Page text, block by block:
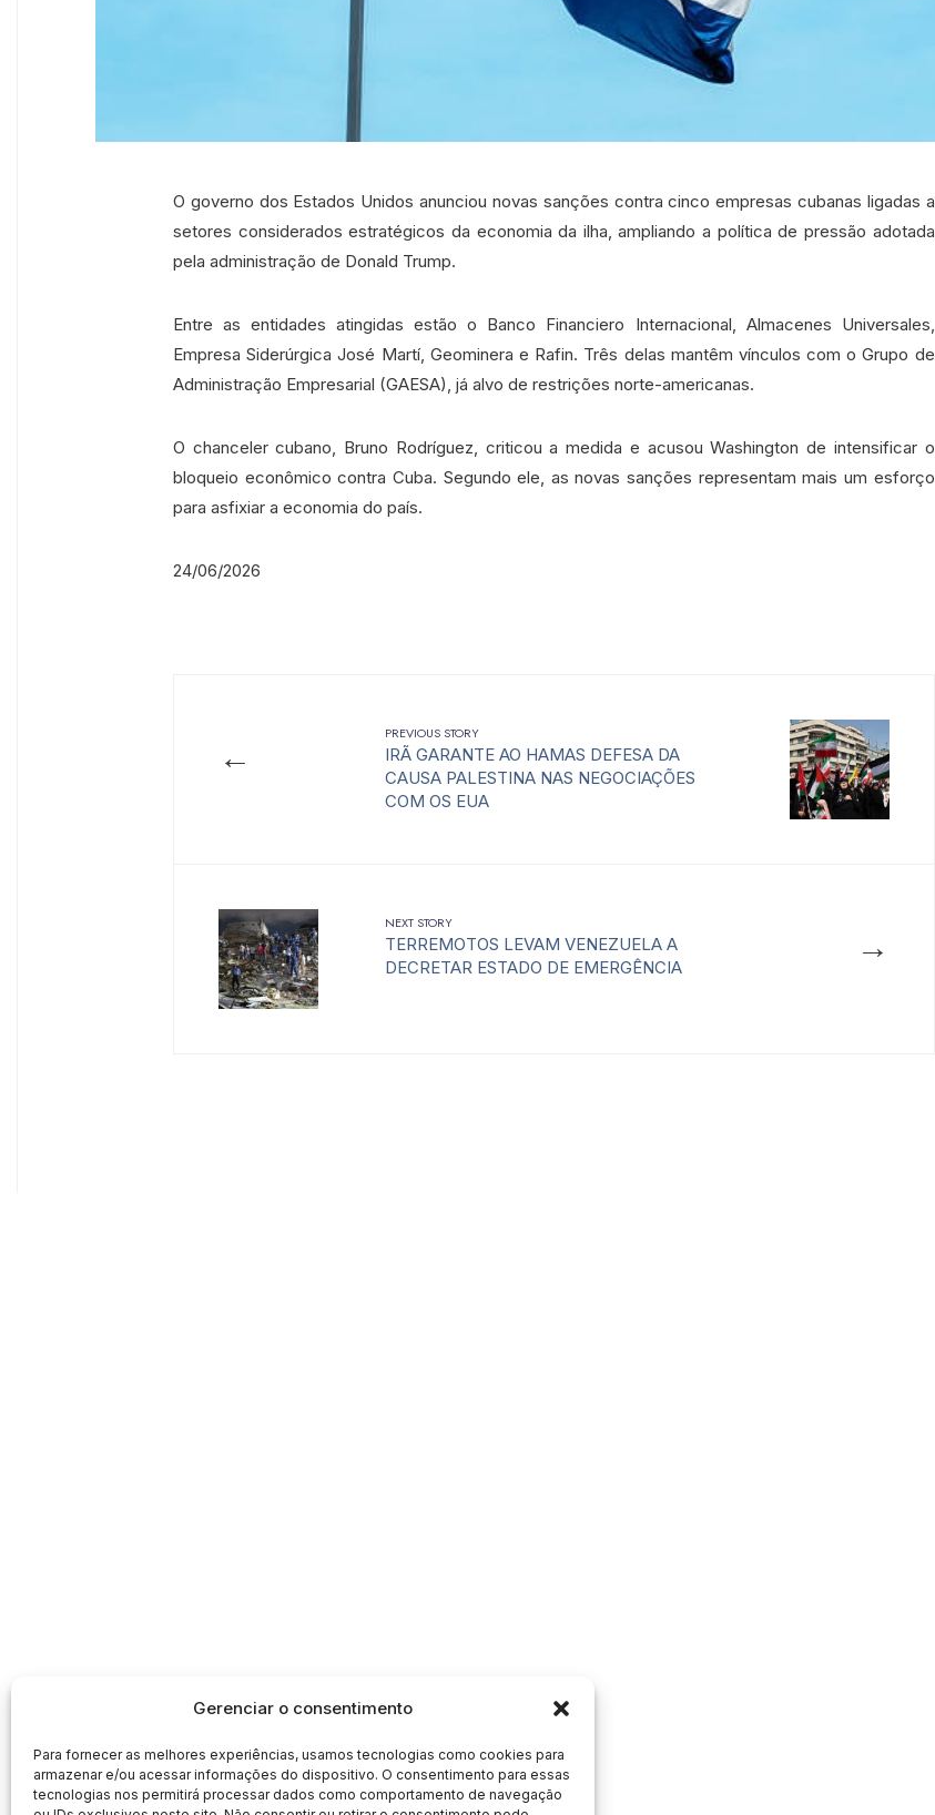
Gerenciar o consentimento
Para fornecer as melhores experiências, usamos tecnologias como cookies para
armazenar e/ou acessar informações do dispositivo. O consentimento para essas
tecnologias nos permitirá processar dados como comportamento de navegação
O governo dos Estados Unidos anunciou novas sanções contra cinco empresas cubanas ligadas a
setores considerados estratégicos da economia da ilha, ampliando a política de pressão adotada
pela administração de Donald Trump.
Entre as entidades atingidas estão o Banco Financiero Internacional, Almacenes Universales,
Empresa Siderúrgica José Martí, Geominera e Rafin. Três delas mantêm vínculos com o Grupo de
Administração Empresarial (GAESA), já alvo de restrições norte-americanas.
O chanceler cubano, Bruno Rodríguez, criticou a medida e acusou Washington de intensificar o
bloqueio econômico contra Cuba. Segundo ele, as novas sanções representam mais um esforço
para asfixiar a economia do país.
24/06/2026
←
PREVIOUS STORY
IRÃ GARANTE AO HAMAS DEFESA DA
CAUSA PALESTINA NAS NEGOCIAÇÕES
COM OS EUA
→
NEXT STORY
TERREMOTOS LEVAM VENEZUELA A
DECRETAR ESTADO DE EMERGÊNCIA